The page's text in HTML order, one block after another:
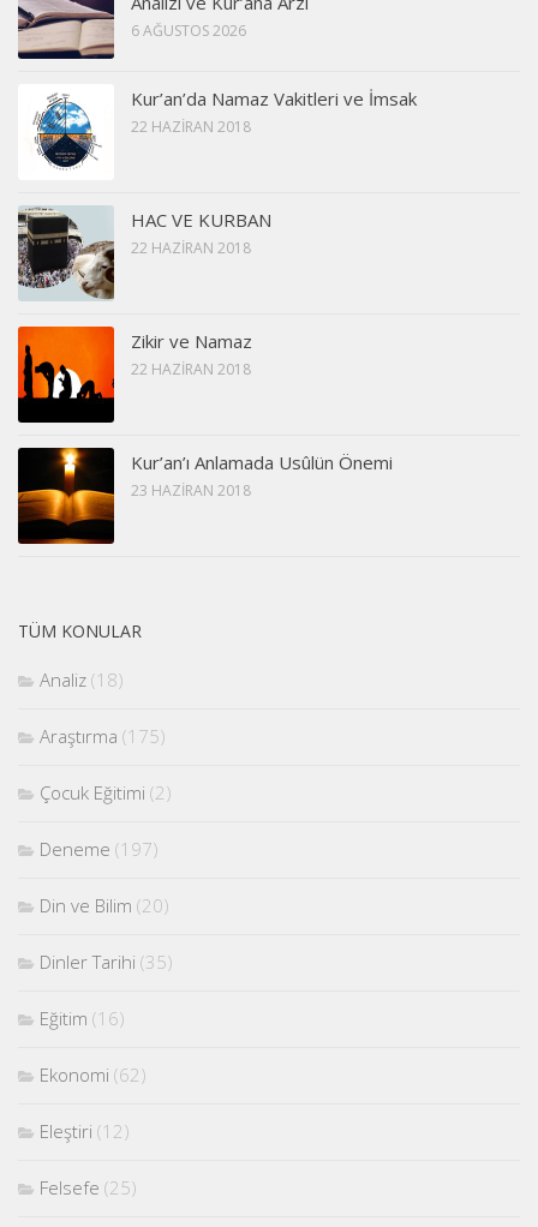
6 AĞUSTOS 2026
Kur’an’da Namaz Vakitleri ve İmsak
22 HAZIRAN 2018
HAC VE KURBAN
22 HAZIRAN 2018
Zikir ve Namaz
22 HAZIRAN 2018
Kur’an’ı Anlamada Usûlün Önemi
23 HAZIRAN 2018
TÜM KONULAR
Analiz (18)
Araştırma (175)
Çocuk Eğitimi (2)
Deneme (197)
Din ve Bilim (20)
Dinler Tarihi (35)
Eğitim (16)
Ekonomi (62)
Eleştiri (12)
Felsefe (25)